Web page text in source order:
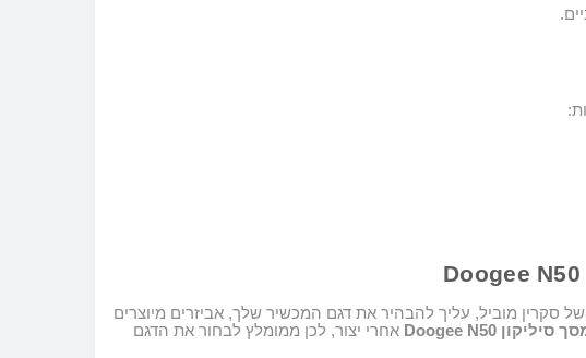
.
:
סקרין מוביל, עליך להבהיר את דגם המכשיר שלך, אביזרים מיוצרים
סיליקון Doogee N50 אחרי יצור, לכן ממומלץ לבחור את הדגם